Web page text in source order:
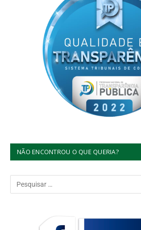
NÃO ENCONTROU O QUE QUERIA?